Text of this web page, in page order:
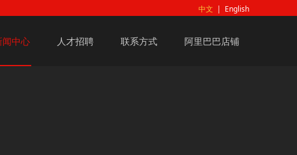
中文 | English
闻中心 人才招聘 联系方式 阿里巴巴店铺